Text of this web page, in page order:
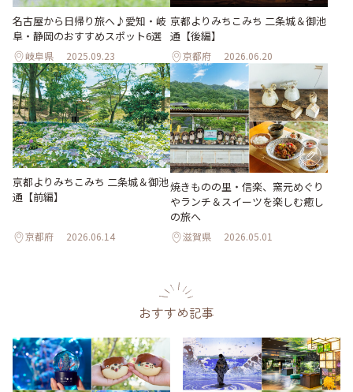
名古屋から日帰り旅へ♪愛知・岐
阜・静岡のおすすめスポット6選
岐阜県 2025.09.23
京都よりみちこみち 二条城＆御池
通【後編】
京都府 2026.06.20
京都よりみちこみち 二条城＆御池
通【前編】
京都府 2026.06.14
焼きものの里・信楽、窯元めぐり
やランチ＆スイーツを楽しむ癒し
の旅へ
滋賀県 2026.05.01
おすすめ記事